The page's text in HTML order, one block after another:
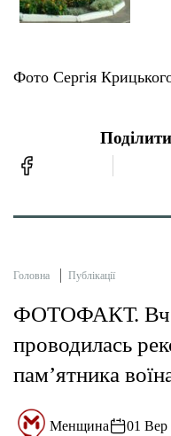
Фото Сергія
Головна Публікації
ФОТОФАКТ.
проводилась
пам’ятника
Менщина 01 Вер